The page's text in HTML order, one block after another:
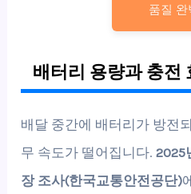
품질 완
배터리 용량과 충전
배달 중간에 배터리가 방전
무 속도가 떨어집니다.2025
장 조사(한국교통안전공단)